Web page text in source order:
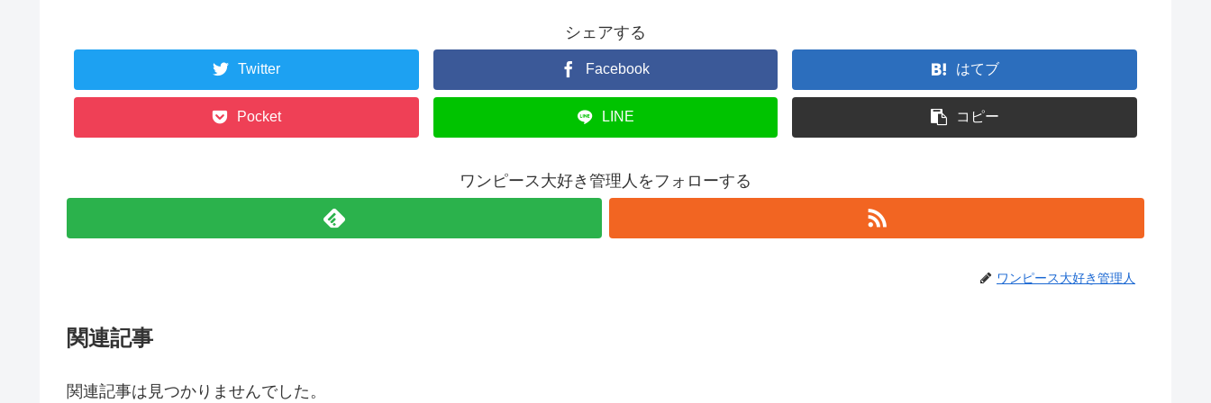
シェアする
Twitter Facebook はてブ
Pocket LINE コピー
ワンピース大好き管理人をフォローする
ワンピース大好き管理人
関連記事
関連記事は見つかりませんでした。